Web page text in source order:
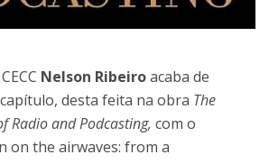
Nelson Ribeiroacaba de
desta feita na obra The
Radio and Podcasting, com o
on the airwaves: from a